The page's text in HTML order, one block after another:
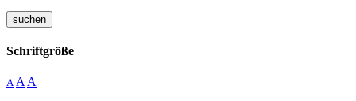
suchen
Schriftgröße
A A A